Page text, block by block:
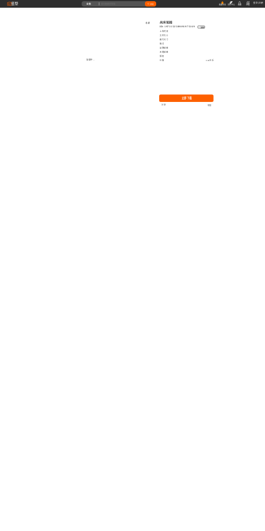
藝墅 全部 搜索 收藏本站 创作中心 收藏 充值
登录 |注册
加载中...
收藏 高清贴图
ID: 1973152589091975169 复制
上传时间
文件大小
图片尺寸
格式
品牌贴图
无缝贴图
授权
价格 0.00艺币
立即下载
分享 举报